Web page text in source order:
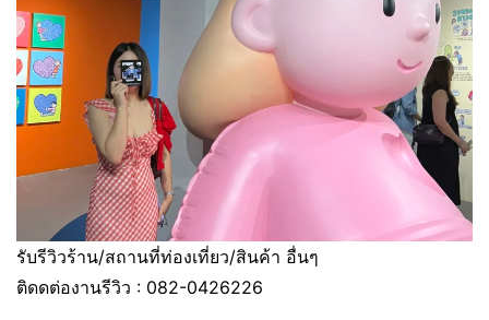
รับรีวิวร้าน/สถานที่ท่องเที่ยว/สินค้า อื่นๆ
ติดดต่องานรีวิว : 082-0426226